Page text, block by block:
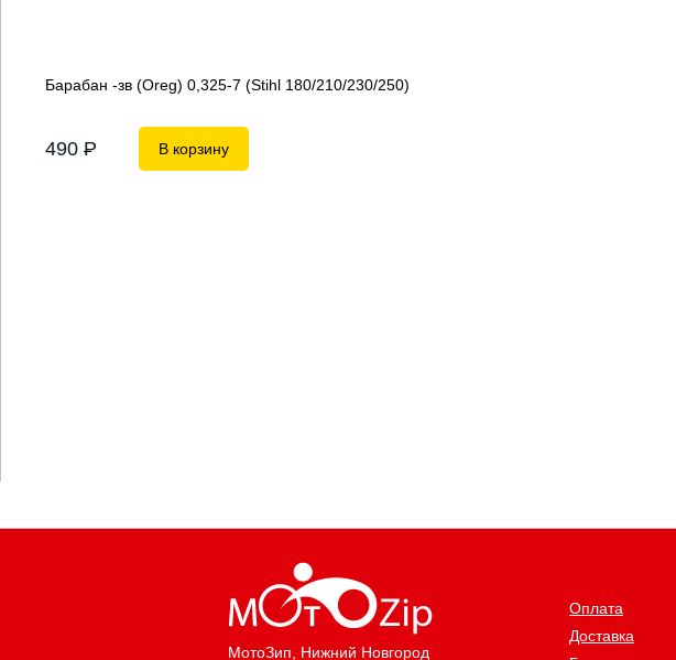
Барабан -зв (Oreg) 0,325-7 (Stihl 180/210/230/250)
490 P В корзину
МотоЗип , Нижний Новгород
Оплата
Доставка